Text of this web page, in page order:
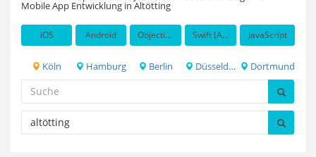
Mobile App Entwicklung in Altötting
iOS Android Objective-C Swift (Apple programming language) JavaScript
Köln Hamburg Berlin Düsseldorf Dortmund